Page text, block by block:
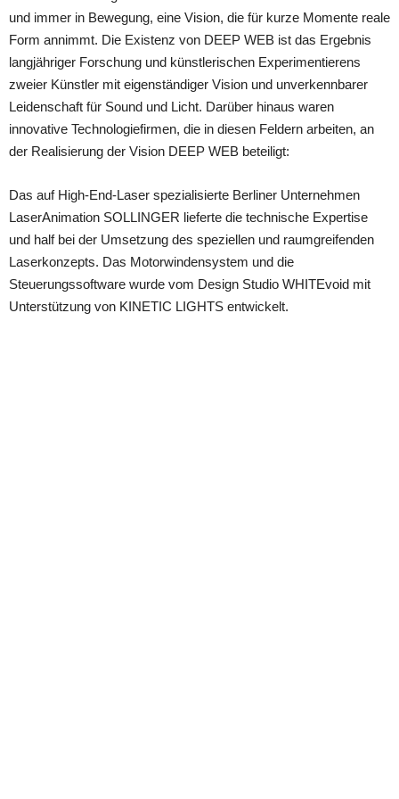
und immer in Bewegung, eine Vision, die für kurze Momente reale
Form annimmt. Die Existenz von DEEP WEB ist das Ergebnis
langjähriger Forschung und künstlerischen Experimentierens
zweier Künstler mit eigenständiger Vision und unverkennbarer
Leidenschaft für Sound und Licht. Darüber hinaus waren
innovative Technologiefirmen, die in diesen Feldern arbeiten, an
der Realisierung der Vision DEEP WEB beteiligt:
Das auf High-End-Laser spezialisierte Berliner Unternehmen
LaserAnimation SOLLINGER lieferte die technische Expertise
und half bei der Umsetzung des speziellen und raumgreifenden
Laserkonzepts. Das Motorwindensystem und die
Steuerungssoftware wurde vom Design Studio WHITEvoid mit
Unterstützung von KINETIC LIGHTS entwickelt.